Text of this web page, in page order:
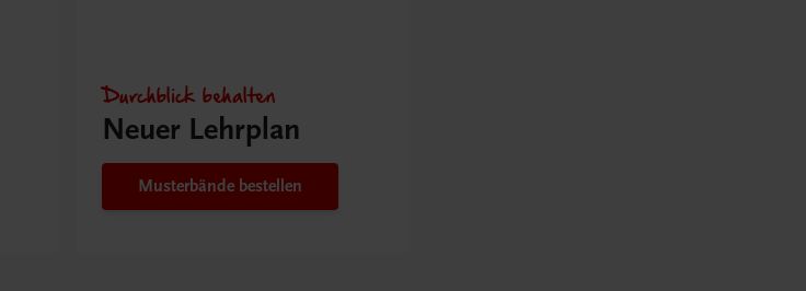
Durchblick behalten
Neuer Lehrplan
Musterbände bestellen